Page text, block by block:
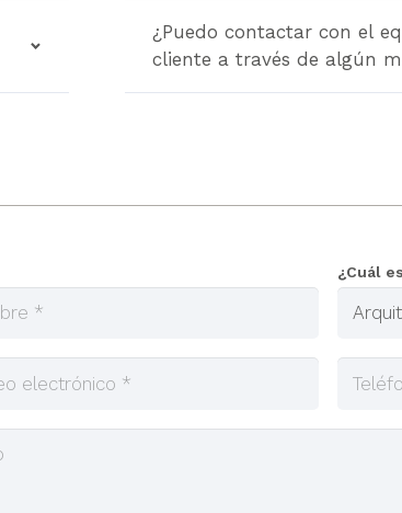
¿Puedo contactar con el
cliente a través de algún
¿Cuál